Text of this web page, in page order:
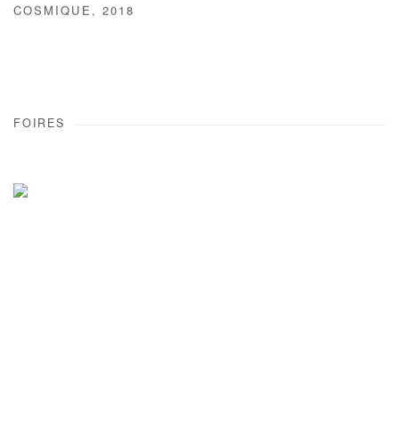
COSMIQUE , 2018
FOIRES